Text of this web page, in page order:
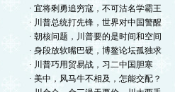
· 宜将剩勇追穷寇，不可沽名学霸王
· 川普总统打先锋，世界对中国警醒
· 朝核问题，川普要的是时间和空间
· 身段放软嘴巴硬，博鳌论坛孤独求
· 川普巧用贸易战，习二中国胆寒
· 美中，风马牛不相及，怎能交配？